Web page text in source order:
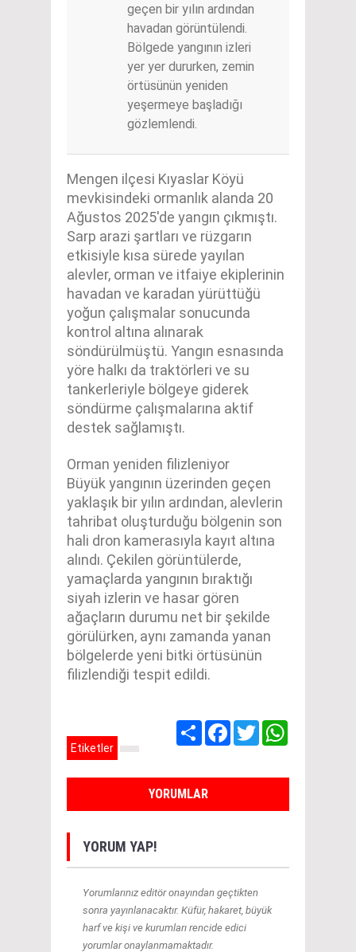
geçen bir yılın ardından
havadan görüntülendi.
Bölgede yangının izleri
yer yer dururken, zemin
örtüsünün yeniden
yeşermeye başladığı
gözlemlendi.
Mengen ilçesi Kıyaslar Köyü
mevkisindeki ormanlık alanda 20
Ağustos 2025'de yangın çıkmıştı.
Sarp arazi şartları ve rüzgarın
etkisiyle kısa sürede yayılan
alevler, orman ve itfaiye ekiplerinin
havadan ve karadan yürüttüğü
yoğun çalışmalar sonucunda
kontrol altına alınarak
söndürülmüştü. Yangın esnasında
yöre halkı da traktörleri ve su
tankerleriyle bölgeye giderek
söndürme çalışmalarına aktif
destek sağlamıştı.
Orman yeniden filizleniyor
Büyük yangının üzerinden geçen
yaklaşık bir yılın ardından, alevlerin
tahribat oluşturduğu bölgenin son
hali dron kamerasıyla kayıt altına
alındı. Çekilen görüntülerde,
yamaçlarda yangının bıraktığı
siyah izlerin ve hasar gören
ağaçların durumu net bir şekilde
görülürken, aynı zamanda yanan
bölgelerde yeni bitki örtüsünün
filizlendiği tespit edildi.
Share Facebook
Twitter
Etiketler
YORUMLAR
YORUM YAP!
Yorumlarınız editör onayından geçtikten
sonra yayınlanacaktır. Küfür, hakaret, büyük
harf ve kişi ve kurumları rencide edici
yorumlar onaylanmamaktadır.